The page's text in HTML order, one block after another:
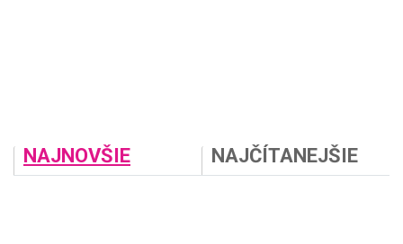
NAJNOVŠIE NAJČÍTANEJŠIE